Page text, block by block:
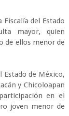
Fiscalía del Estado
mayor, quien
de ellos menor de
Estado de México,
y Chicoloapan
en el
joven menor de